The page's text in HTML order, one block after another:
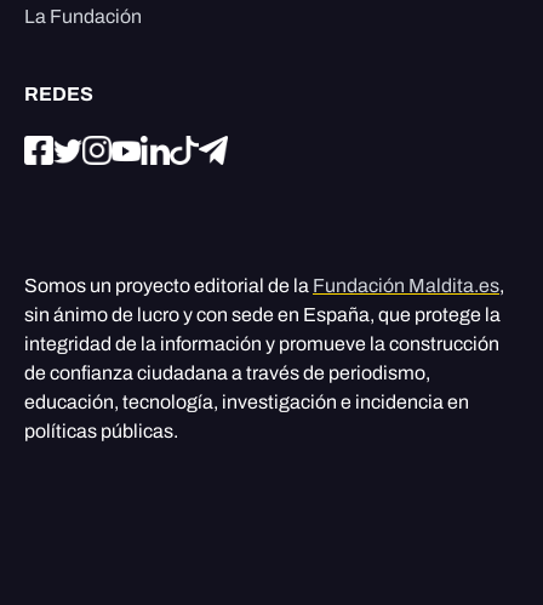
La Fundación
REDES
Somos un proyecto editorial de la Fundación Maldita.es,
sin ánimo de lucro y con sede en España, que protege la
integridad de la información y promueve la construcción
de confianza ciudadana a través de periodismo,
educación, tecnología, investigación e incidencia en
políticas públicas.